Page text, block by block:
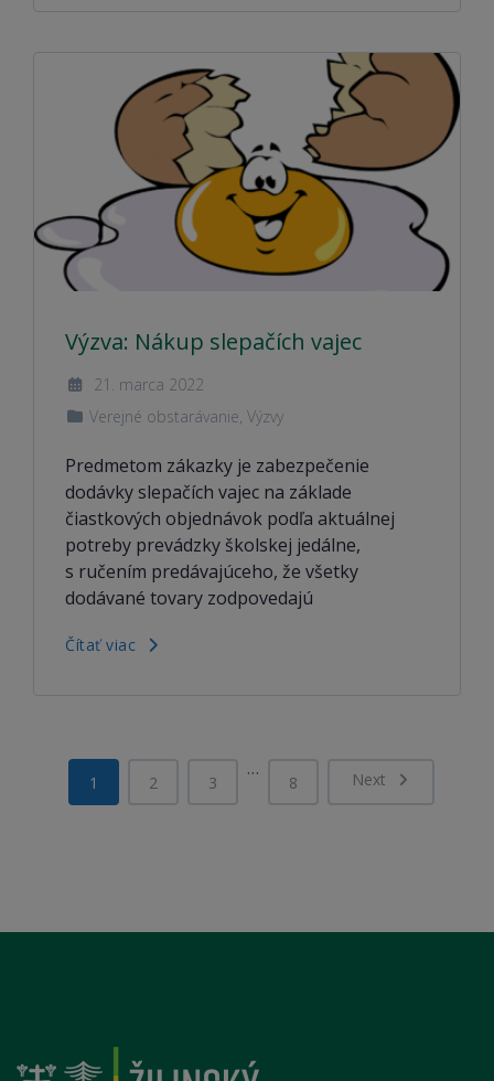
Výzva: Nákup slepačích vajec
21. marca 2022
Verejné obstarávanie, Výzvy
Predmetom zákazky je zabezpečenie
dodávky slepačích vajec na základe
čiastkových objednávok podľa aktuálnej
potreby prevádzky školskej jedálne,
s ručením predávajúceho, že všetky
dodávané tovary zodpovedajú
Čítať viac
1 2 3
…
8 Next